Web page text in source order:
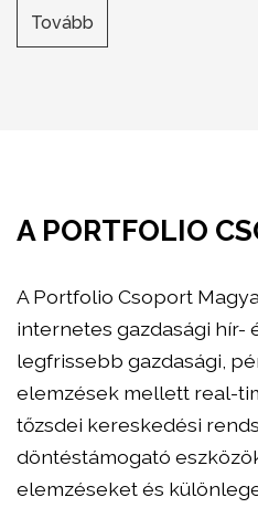
Tovább
A PORTFOLIO
A Portfolio Csoport
internetes gazdasági hír-
legfrissebb gazdasági,
elemzések mellett real-
tőzsdei kereskedési
döntéstámogató
elemzéseket és